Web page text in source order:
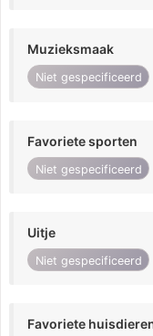
Muzieksmaak
Niet gespecificeerd
Favoriete sporten
Niet gespecificeerd
Uitje
Niet gespecificeerd
Favoriete